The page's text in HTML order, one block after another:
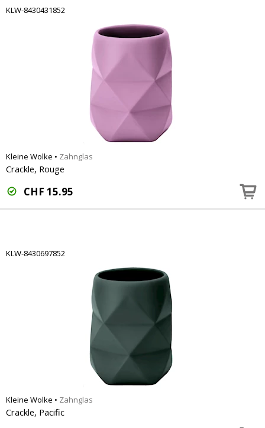
KLW-8430431852
Kleine Wolke • Zahnglas
Crackle, Rouge
CHF 15.95
KLW-8430697852
Kleine Wolke • Zahnglas
Crackle, Pacific